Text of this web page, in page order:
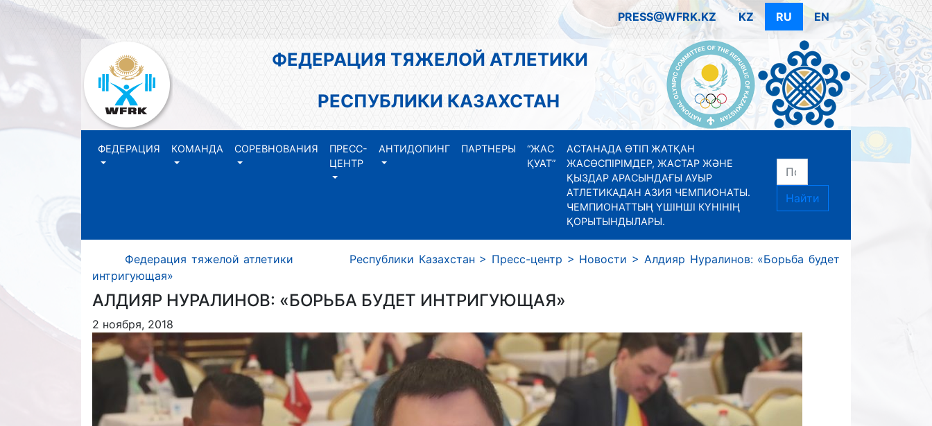
PRESS@WFRK.KZ KZ RU EN
ФЕДЕРАЦИЯ ТЯЖЕЛОЙ АТЛЕТИКИ
РЕСПУБЛИКИ КАЗАХСТАН
ФЕДЕРАЦИЯ КОМАНДА СОРЕВНОВАНИЯ
ПРЕСС-
ЦЕНТР
АНТИДОПИНГ ПАРТНЕРЫ
“ЖАС
ҚУАТ”
АСТАНАДА ӨТІП ЖАТҚАН
ЖАСӨСПІРІМДЕР, ЖАСТАР ЖӘНЕ
ҚЫЗДАР АРАСЫНДАҒЫ АУЫР
АТЛЕТИКАДАН АЗИЯ ЧЕМПИОНАТЫ.
ЧЕМПИОНАТТЫҢ ҮШІНШІ КҮНІНІҢ
ҚОРЫТЫНДЫЛАРЫ.
Найти
Федерация тяжелой атлетики Республики Казахстан > Пресс-центр > Новости > Алдияр Нуралинов: «Борьба будет
интригующая»
АЛДИЯР НУРАЛИНОВ: «БОРЬБА БУДЕТ ИНТРИГУЮЩАЯ»
2 ноября, 2018